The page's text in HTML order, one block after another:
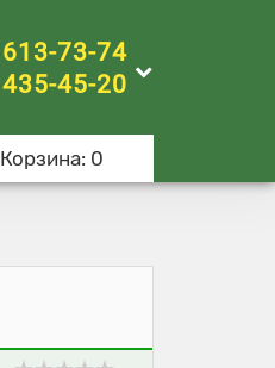
613-73-74
435-45-20
Корзина: 0